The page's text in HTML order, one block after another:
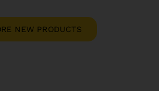
NEW PRODUCTS